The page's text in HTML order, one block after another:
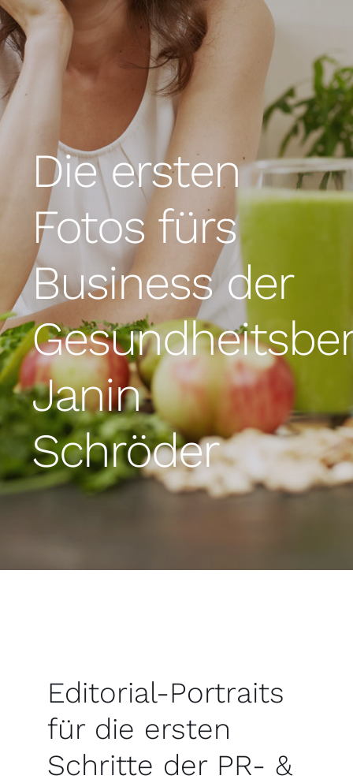
Die ersten
Fotos fürs
Business der
Janin
Schröder
Editorial-Portraits
für die ersten
Schritte der PR- &